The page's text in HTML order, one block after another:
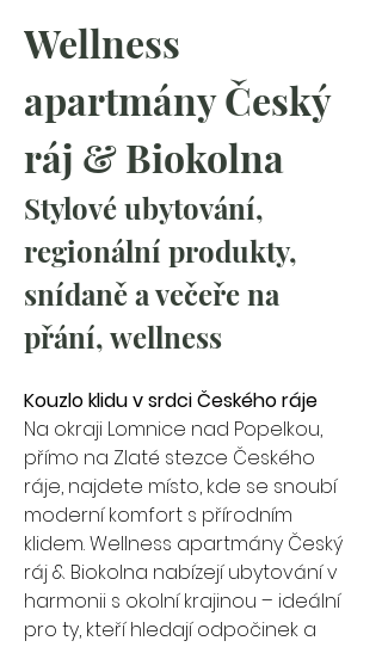
Wellness
apartmány Český
ráj & Biokolna
Stylové ubytování,
regionální produkty,
snídaně a večeře na
přání, wellness
Kouzlo klidu v srdci Českého ráje
Na okraji Lomnice nad Popelkou,
přímo na Zlaté stezce Českého
ráje, najdete místo, kde se snoubí
moderní komfort s přírodním
klidem. Wellness apartmány Český
ráj & Biokolna nabízejí ubytování v
harmonii s okolní krajinou – ideální
pro ty, kteří hledají odpočinek a